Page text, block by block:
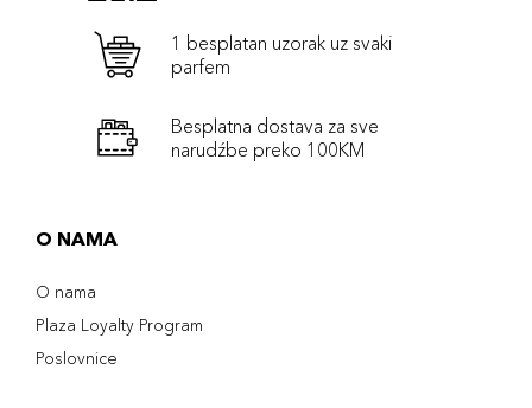
1 besplatan uzorak uz svaki
parfem
Besplatna dostava za sve
narudźbe preko 100KM
O NAMA
O nama
Plaza Loyalty Program
Poslovnice